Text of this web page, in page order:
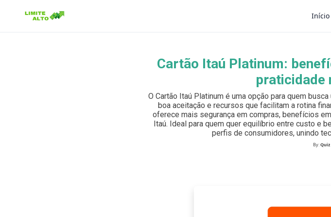
Início
Pressione Enter para buscar ou ESC para fechar.
Cartão Itaú Platinum:
praticidade
O Cartão Itaú Platinum é uma opção para quem
boa aceitação e recursos que facilitam a rotina
oferece mais segurança em compras, benefícios
Itaú. Ideal para quem quer equilíbrio entre custo e
perfis de consumidores, unindo
By:Quiz